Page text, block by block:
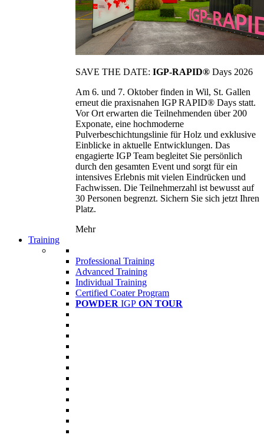
SAVE THE DATE: IGP-RAPID® Days 2026
Am 6. und 7. Oktober finden in Wil, St. Gallen
erneut die praxisnahen IGP RAPID® Days statt.
Vor Ort erwarten die Teilnehmenden über 200
Exponate, eine hochmoderne
Pulverbeschichtungslinie für Holz und exklusive
Einblicke in aktuelle Entwicklungen. Das
engagierte IGP Team begleitet Sie persönlich
durch den gesamten Event und sorgt für ein
intensives Erlebnis mit vielen Eindrücken und
Fachwissen. Die Teilnehmerzahl ist bewusst auf
30 Personen begrenzt. Sichern Sie sich jetzt Ihren
Platz.
Mehr
Training
Professional Training
Advanced Training
Individual Training
Certified Coater Program
POWDER IGP ON TOUR